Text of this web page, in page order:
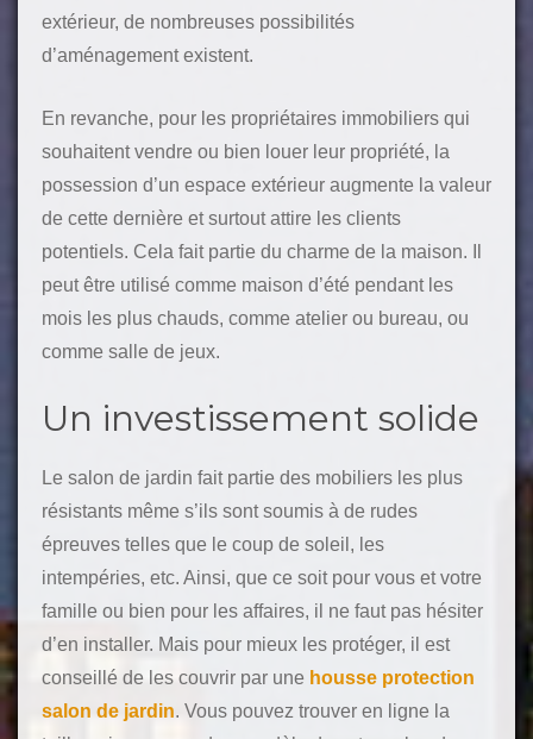
extérieur, de nombreuses possibilités
d’aménagement existent.
En revanche, pour les propriétaires immobiliers qui
souhaitent vendre ou bien louer leur propriété, la
possession d’un espace extérieur augmente la valeur
de cette dernière et surtout attire les clients
potentiels. Cela fait partie du charme de la maison. Il
peut être utilisé comme maison d’été pendant les
mois les plus chauds, comme atelier ou bureau, ou
comme salle de jeux.
Un investissement solide
Le salon de jardin fait partie des mobiliers les plus
résistants même s’ils sont soumis à de rudes
épreuves telles que le coup de soleil, les
intempéries, etc. Ainsi, que ce soit pour vous et votre
famille ou bien pour les affaires, il ne faut pas hésiter
d’en installer. Mais pour mieux les protéger, il est
conseillé de les couvrir par une housse protection
salon de jardin. Vous pouvez trouver en ligne la